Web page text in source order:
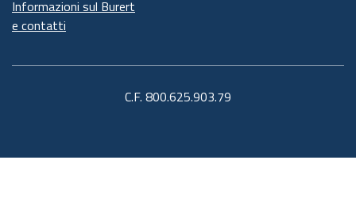
Informazioni sul Burert
e contatti
C.F. 800.625.903.79